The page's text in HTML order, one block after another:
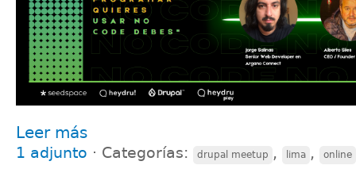
Leer más
1 adjunto ⋅ Categorías: drupal meetup , lima , online